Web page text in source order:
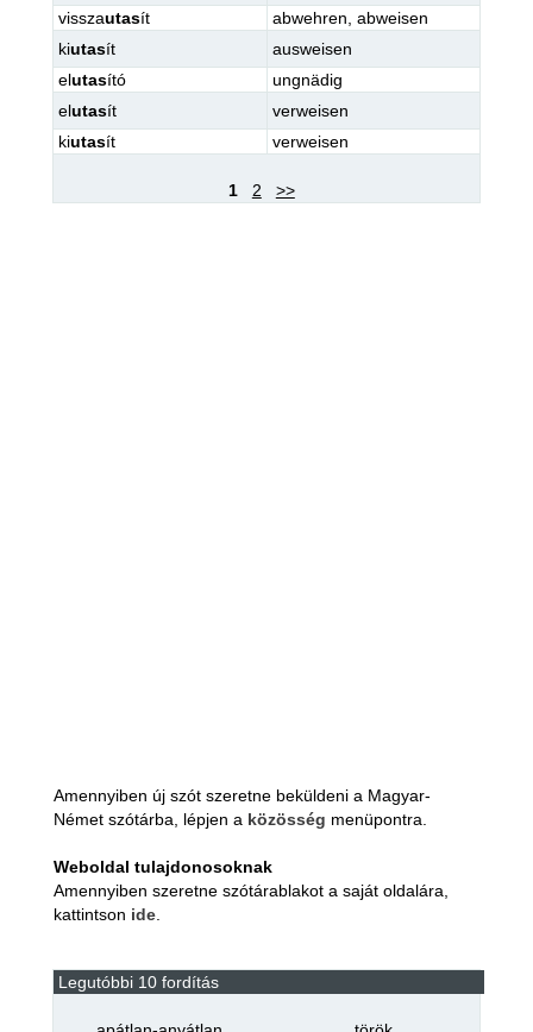
visszautasít abwehren abweisen
kiutasít
ausweisen
elutasító
ungnädig
elutasít
verweisen
kiutasít verweisen
1 2 >>
Amennyiben új szót szeretne beküldeni a Magyar-
Német szótárba, lépjen a közösség menüpontra.
Weboldal tulajdonosoknak
Amennyiben szeretne szótárablakot a saját oldalára,
kattintson ide.
Legutóbbi 10 fordítás